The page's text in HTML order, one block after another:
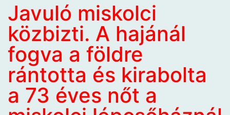
Javuló miskolci
közbizti. A hajánál
fogva a földre
rántotta és kirabolta
a 73 éves nőt a